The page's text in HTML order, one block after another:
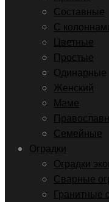
Составные
С
Цветные
Простые
Одинарные
Женский
Маме
Семейные
Оградки
Оградки
Сварные
Гранитные